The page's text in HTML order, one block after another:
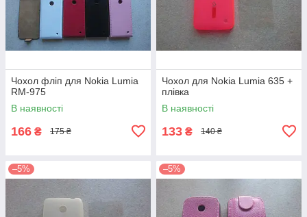
Чохол фліп для Nokia Lumia
RM-975
В наявності
166 ₴ 175 ₴
Чохол для Nokia Lumia 635 +
плівка
В наявності
133 ₴ 140 ₴
–5% –5%